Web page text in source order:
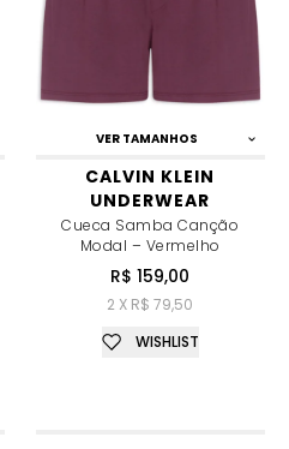
VER TAMANHOS
CALVIN KLEIN
UNDERWEAR
Cueca Samba Canção
Modal – Vermelho
R$ 159,00
2 X R$ 79,50
WISHLIST